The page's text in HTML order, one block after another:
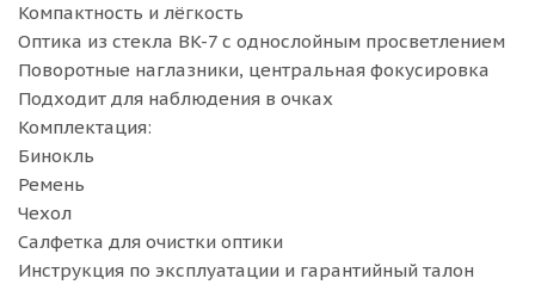
Компактность и лёгкость
Оптика из стекла BK-7 с однослойным просветлением
Поворотные наглазники, центральная фокусировка
Подходит для наблюдения в очках
Комплектация:
Бинокль
Ремень
Чехол
Салфетка для очистки оптики
Инструкция по эксплуатации и гарантийный талон